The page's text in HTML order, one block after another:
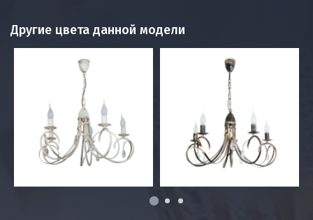
Другие цвета данной модели
1 2 3